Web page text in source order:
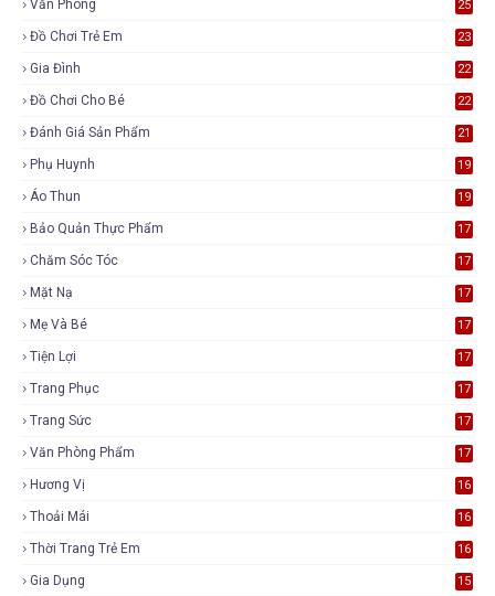
Văn Phòng 25
Đồ Chơi Trẻ Em 23
Gia Đình 22
Đồ Chơi Cho Bé 22
Đánh Giá Sản Phẩm 21
Phụ Huynh 19
Áo Thun 19
Bảo Quản Thực Phẩm 17
Chăm Sóc Tóc 17
Mặt Nạ 17
Mẹ Và Bé 17
Tiện Lợi 17
Trang Phục 17
Trang Sức 17
Văn Phòng Phẩm 17
Hương Vị 16
Thoải Mái 16
Thời Trang Trẻ Em 16
Gia Dụng 15